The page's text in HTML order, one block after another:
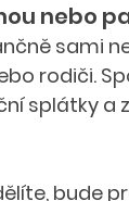
nebo
sami
rodiči.
splátky a
bude